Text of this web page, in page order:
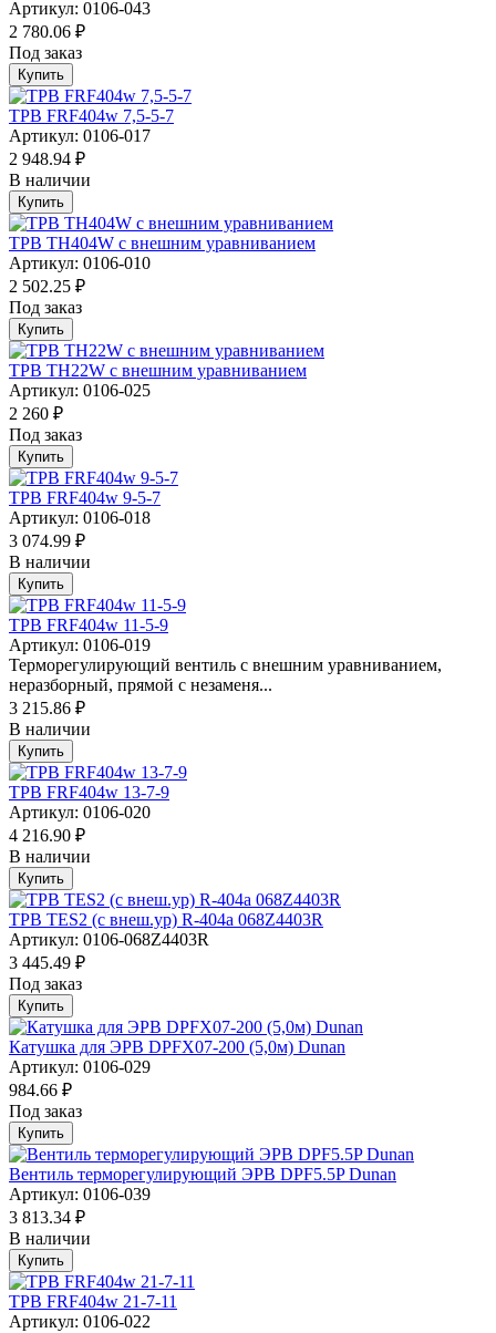
Артикул: 0106-043
2 780.06 ₽
Под заказ
Купить
ТРВ FRF404w 7,5-5-7
Артикул: 0106-017
2 948.94 ₽
В наличии
Купить
ТРВ TH404W с внешним уравниванием
Артикул: 0106-010
2 502.25 ₽
Под заказ
Купить
ТРВ TH22W с внешним уравниванием
Артикул: 0106-025
2 260 ₽
Под заказ
Купить
ТРВ FRF404w 9-5-7
Артикул: 0106-018
3 074.99 ₽
В наличии
Купить
ТРВ FRF404w 11-5-9
Артикул: 0106-019
Терморегулирующий вентиль с внешним уравниванием,
неразборный, прямой с незаменя...
3 215.86 ₽
В наличии
Купить
ТРВ FRF404w 13-7-9
Артикул: 0106-020
4 216.90 ₽
В наличии
Купить
ТРВ TES2 (с внеш.ур) R-404a 068Z4403R
Артикул: 0106-068Z4403R
3 445.49 ₽
Под заказ
Купить
Катушка для ЭРВ DPFX07-200 (5,0м) Dunan
Артикул: 0106-029
984.66 ₽
Под заказ
Купить
Вентиль терморегулирующий ЭРВ DPF5.5P Dunan
Артикул: 0106-039
3 813.34 ₽
В наличии
Купить
ТРВ FRF404w 21-7-11
Артикул: 0106-022